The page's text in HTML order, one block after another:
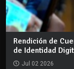
Rendición de
de Identidad
Jul 02 2026